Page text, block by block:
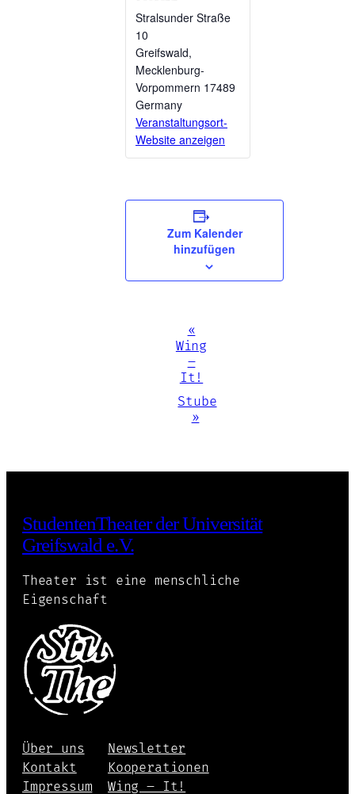
Stralsunder Straße
10
Greifswald,
Mecklenburg-
Vorpommern 17489
Germany
Veranstaltungsort-
Website anzeigen
Zum Kalender
hinzufügen
Veranstaltung-
Navigation
«
Wing
–
It!
Stube
»
StudentenTheater der Universität
Greifswald e.V.
Theater ist eine menschliche
Eigenschaft
Über uns
Kontakt
Impressum
Newsletter
Kooperationen
Wing – It!